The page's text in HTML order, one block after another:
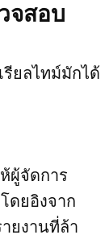
จสอบ
ยลไทม์มักได้
ผู้จัดการ
ดยอิงจาก
ยงานที่ล้า